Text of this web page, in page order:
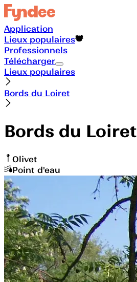
Application
Lieux populaires
Professionnels
Télécharger
Lieux populaires
Bords du Loiret
Bords du Loiret
Olivet
Point d'eau